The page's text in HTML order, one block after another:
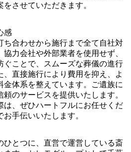
させていただきます。
感
ち合わせから施行まで全て自社対
力会社や外部業者を使用せず、
ぐことで、スムーズな葬儀の進行
、直接施行により費用を抑え、よ
金体系を整えています。ご遺族に
のサービスを提供いたします。
は、ぜひハートフルにお任せくだ
手伝いいたします。
ひとつに、直営で運営している斎